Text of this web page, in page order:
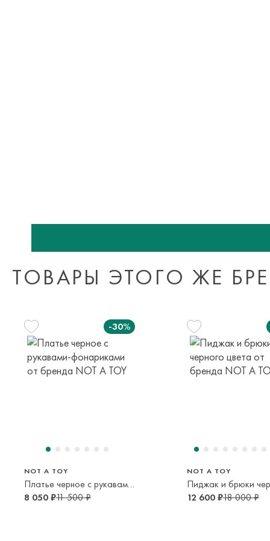
ТОВАРЫ ЭТОГО ЖЕ
-30%
NOT A TOY
Платье черное с рукавами-фонариками
8 050 ₽11 500 ₽
NOT A TOY
12 600 ₽18 000 ₽